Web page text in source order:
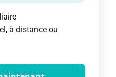
à distance ou